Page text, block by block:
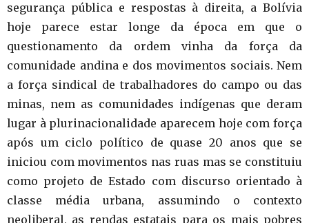
segurança pública e respostas à direita, a Bolívia
hoje parece estar longe da época em que o
questionamento da ordem vinha da força da
comunidade andina e dos movimentos sociais. Nem
a força sindical de trabalhadores do campo ou das
minas, nem as comunidades indígenas que deram
lugar à plurinacionalidade aparecem hoje com força
após um ciclo político de quase 20 anos que se
iniciou com movimentos nas ruas mas se constituiu
como projeto de Estado com discurso orientado à
classe média urbana, assumindo o contexto
neoliberal, as rendas estatais para os mais pobres